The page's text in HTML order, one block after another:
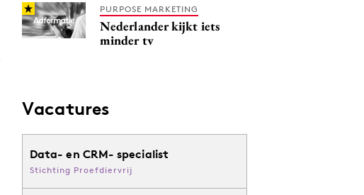
PURPOSE MARKETING
Nederlander kijkt iets
minder tv
Vacatures
Data- en CRM- specialist
Stichting Proefdiervrij